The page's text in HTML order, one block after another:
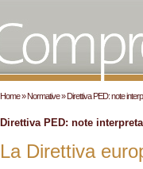
Home»Normative »Direttiva PED: note
Direttiva PED: note
La Direttiva